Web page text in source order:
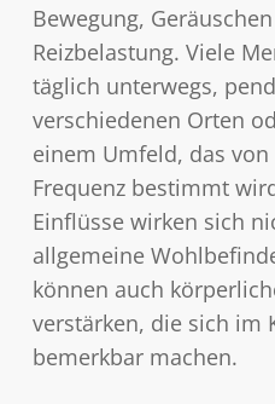
Bewegung,
Reizbelastung. Viele
täglich unterwegs,
verschiedenen Orten
einem Umfeld, das
Frequenz bestimmt
Einflüsse wirken sich
allgemeine
können auch
verstärken, die sich im
bemerkbar machen.